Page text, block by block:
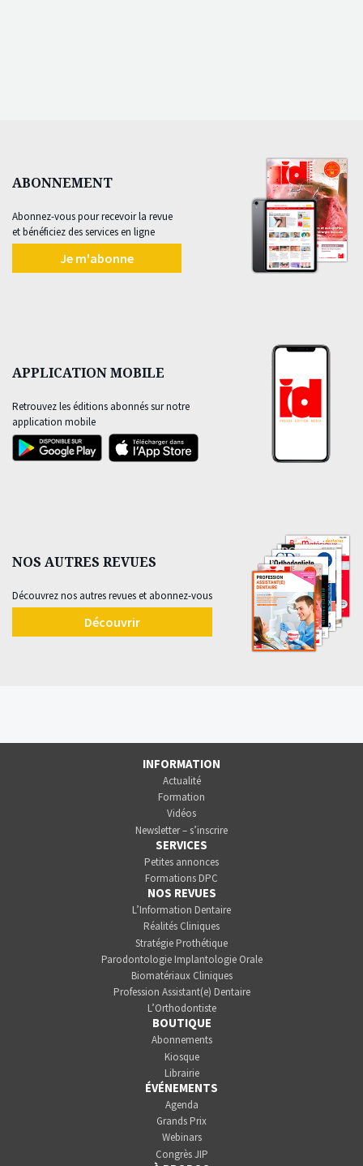
ABONNEMENT
Abonnez-vous pour recevoir la revue
et bénéficiez des services en ligne
Je m'abonne
APPLICATION MOBILE
Retrouvez les éditions abonnés sur notre
application mobile
NOS AUTRES REVUES
Découvrez nos autres revues et abonnez-vous
Découvrir
INFORMATION
Actualité
Formation
Vidéos
Newsletter – s’inscrire
SERVICES
Petites annonces
Formations DPC
NOS REVUES
L’Information Dentaire
Réalités Cliniques
Stratégie Prothétique
Parodontologie Implantologie Orale
Biomatériaux Cliniques
Profession Assistant(e) Dentaire
L’Orthodontiste
BOUTIQUE
Abonnements
Kiosque
Librairie
ÉVÉNEMENTS
Agenda
Grands Prix
Webinars
Congrès JIP